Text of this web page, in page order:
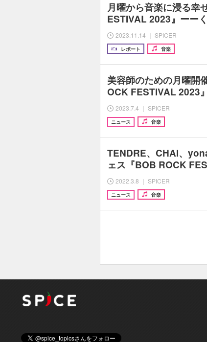
月曜から音楽に浸る幸
ESTIVAL 2023』ーー
2023.11.14 ｜ SPICER
レポート 音楽
美容師のための月曜開
OCK FESTIVAL 2023
2023.7.4 ｜ SPICER
ニュース 音楽
TENDRE、CHAI、
ェス『BOB ROCK
2022.3.8 ｜ SPICER
ニュース 音楽